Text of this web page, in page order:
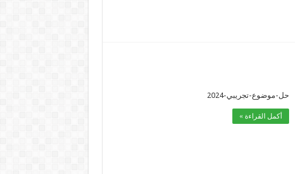
حل-موضوع-تجريبي-2024
أكمل القراءة »